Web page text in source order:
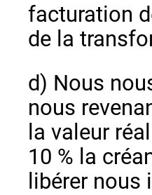
facturation
de la
d) Nous
nous
la valeur
10 % la
libérer nous